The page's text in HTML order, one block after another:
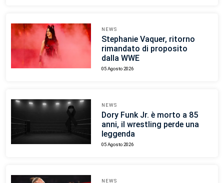
NEWS
Stephanie Vaquer, ritorno
rimandato di proposito
dalla WWE
05 Agosto 2026
NEWS
Dory Funk Jr. è morto a 85
anni, il wrestling perde una
leggenda
05 Agosto 2026
NEWS